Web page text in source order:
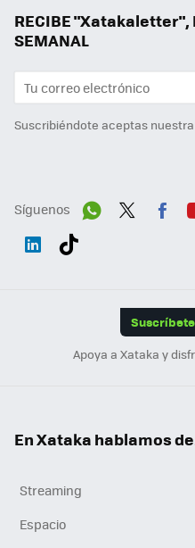
RECIBE "Xatakaletter",
SEMANAL
Suscribiéndote aceptas nuestra
Síguenos
Apoya a Xataka y
En Xataka hablamos
Streaming
Espacio